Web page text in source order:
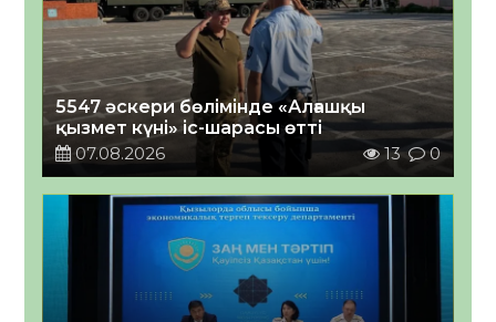
5547 әскери бөлімінде «Алғашқы
қызмет күні» іс-шарасы өтті
07.08.2026
13 0